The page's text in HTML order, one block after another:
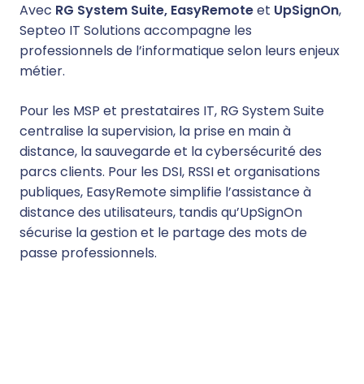
Avec RG System Suite, EasyRemoteet UpSignOn,
Septeo IT Solutions accompagne les
professionnels de l’informatique selon leurs enjeux
métier.
Pour les MSP et prestataires IT, RG System Suite
centralise la supervision, la prise en main à
distance, la sauvegarde et la cybersécurité des
parcs clients. Pour les DSI, RSSI et organisations
publiques, EasyRemote simplifie l’assistance à
distance des utilisateurs, tandis qu’UpSignOn
sécurise la gestion et le partage des mots de
passe professionnels.